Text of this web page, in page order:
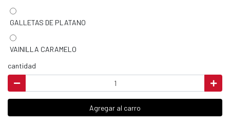
GALLETAS DE PLATANO
VAINILLA CARAMELO
cantidad
Agregar al carro